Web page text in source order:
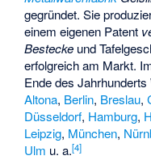
gegründet. Sie
einem eigenen Patent
Bestecke und
erfolgreich am Markt.
Ende des
Altona, Berlin, Breslau,
Düsseldorf, Hamburg,
Leipzig, München,
Ulm u. a.[4]